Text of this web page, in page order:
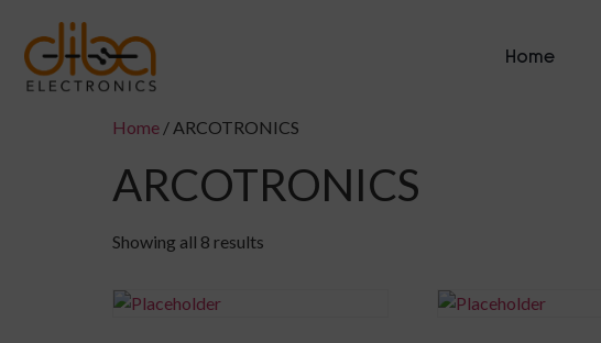
Home
Home / ARCOTRONICS
ARCOTRONICS
Showing all 8 results